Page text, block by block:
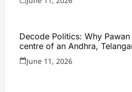
Decode Politics: Why
centre of an Andhra,
June 11, 2026